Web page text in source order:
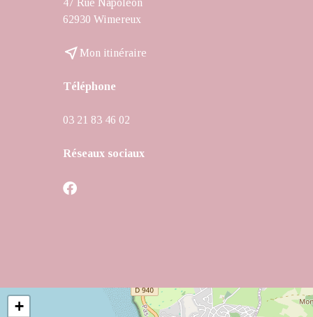
47 Rue Napoléon
62930 Wimereux
near_meMon itinéraire
Téléphone
03 21 83 46 02
Réseaux sociaux
+